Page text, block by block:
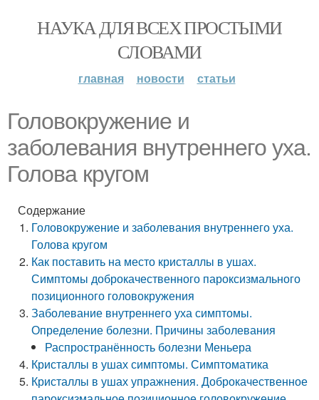
НАУКА ДЛЯ ВСЕХ ПРОСТЫМИ
СЛОВАМИ
главная новости статьи
Головокружение и
заболевания внутреннего уха.
Голова кругом
Содержание
Головокружение и заболевания внутреннего уха.
Голова кругом
Как поставить на место кристаллы в ушах.
Симптомы доброкачественного пароксизмального
позиционного головокружения
Заболевание внутреннего уха симптомы.
Определение болезни. Причины заболевания
Распространённость болезни Меньера
Кристаллы в ушах симптомы. Симптоматика
Кристаллы в ушах упражнения. Доброкачественное